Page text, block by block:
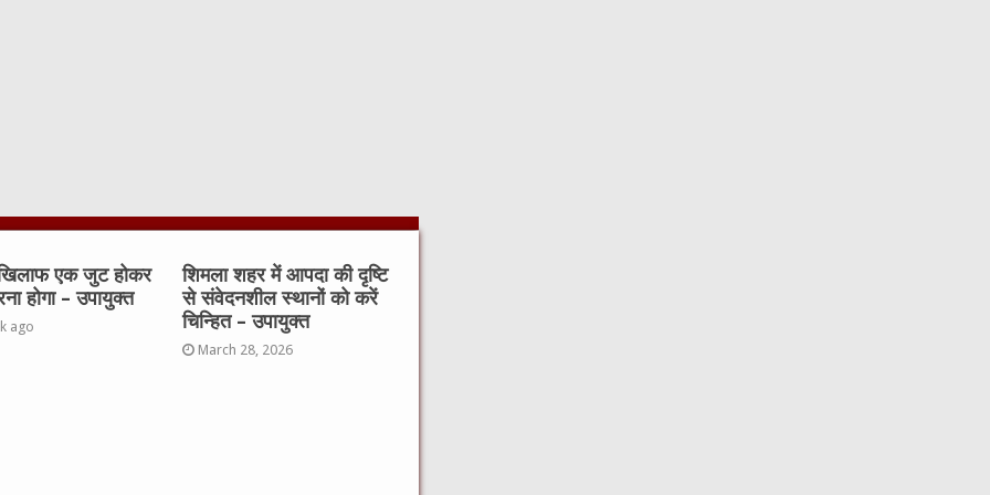
एक जुट होकर
होगा – उपायुक्त
ago
शिमला शहर में आपदा की दृष्टि
से संवेदनशील स्थानों को करें
चिन्हित – उपायुक्त
March 28, 2026